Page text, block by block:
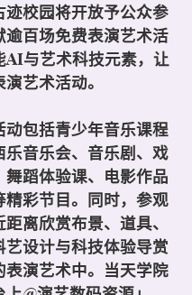
迹校园将开放予公众参
逾百场免费表演艺术活
AI与艺术科技元素，让
艺术活动。
动包括青少年音乐课程
乐音乐会、音乐剧、戏
蹈体验课、电影作品
精彩节目。同时，参观
离欣赏布景、道具、
设计与科技体验导赏
表演艺术中。当天学院